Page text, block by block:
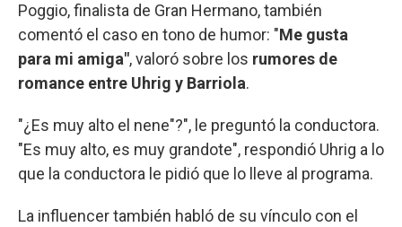
Poggio, finalista de Gran Hermano, también
comentó el caso en tono de humor: "Me gusta
para mi amiga", valoró sobre los rumores de
romance entre Uhrig y Barriola.
"¿Es muy alto el nene"?", le preguntó la conductora.
"Es muy alto, es muy grandote", respondió Uhrig a lo
que la conductora le pidió que lo lleve al programa.
La influencer también habló de su vínculo con el